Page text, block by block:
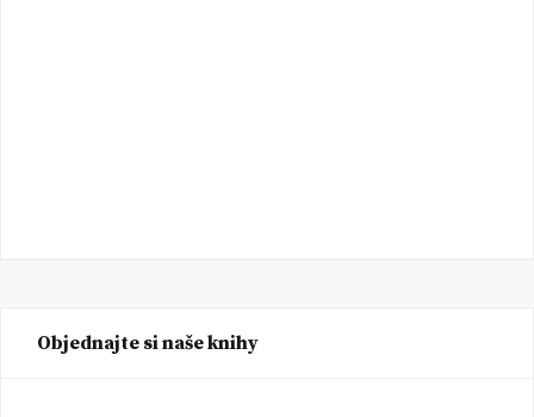
Objednajte si naše knihy